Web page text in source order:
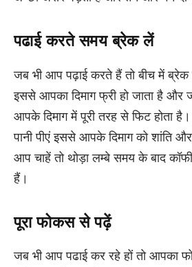
पढाई करते समय ब्रेक लें
जब भी आप पढ़ाई करते हैं तो बीच में ब्रेक
इससे आपका दिमाग फ्री हो जाता है और
आपके दिमाग में पूरी तरह से फिट होता
पानी पीएं इससे आपके दिमाग को शांति
आप चाहें तो थोड़ा लम्बे समय के बाद
हैं।
पूरा फोकस से पढ़ें
जब भी आप पढाई कर रहे हों तो आपका